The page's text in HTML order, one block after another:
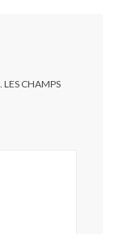
LES CHAMPS